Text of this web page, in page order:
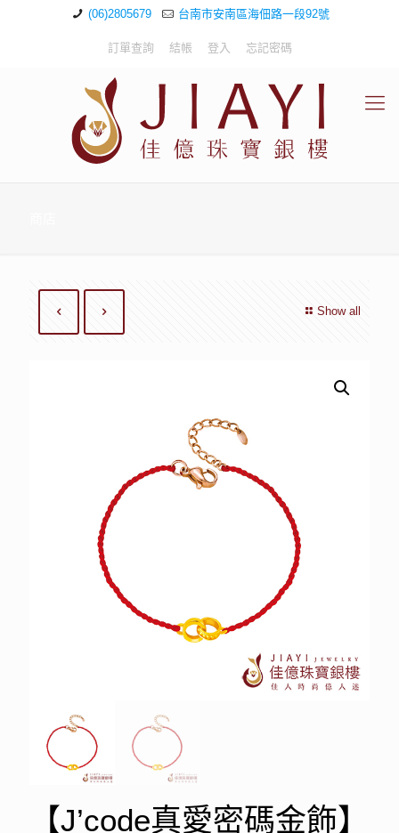
(06)2805679 台南市安南區海佃路一段92號
訂單查詢 結帳 登入 忘記密碼
Show all
【J’code真愛密碼金飾】